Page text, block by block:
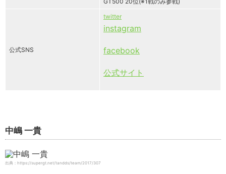
公式SNS
twitter
instagram
facebook
公式サイト
中嶋 一貴
出典：https://supergt.net/tandds/team/2017/307